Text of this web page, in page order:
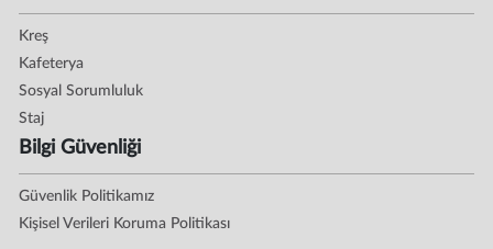
Kreş
Kafeterya
Sosyal Sorumluluk
Staj
Bilgi Güvenliği
Güvenlik Politikamız
Kişisel Verileri Koruma Politikası